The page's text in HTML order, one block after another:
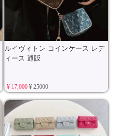
ルイヴィトン コインケース レデ
ィース 通販
¥ 17,000¥ 25000